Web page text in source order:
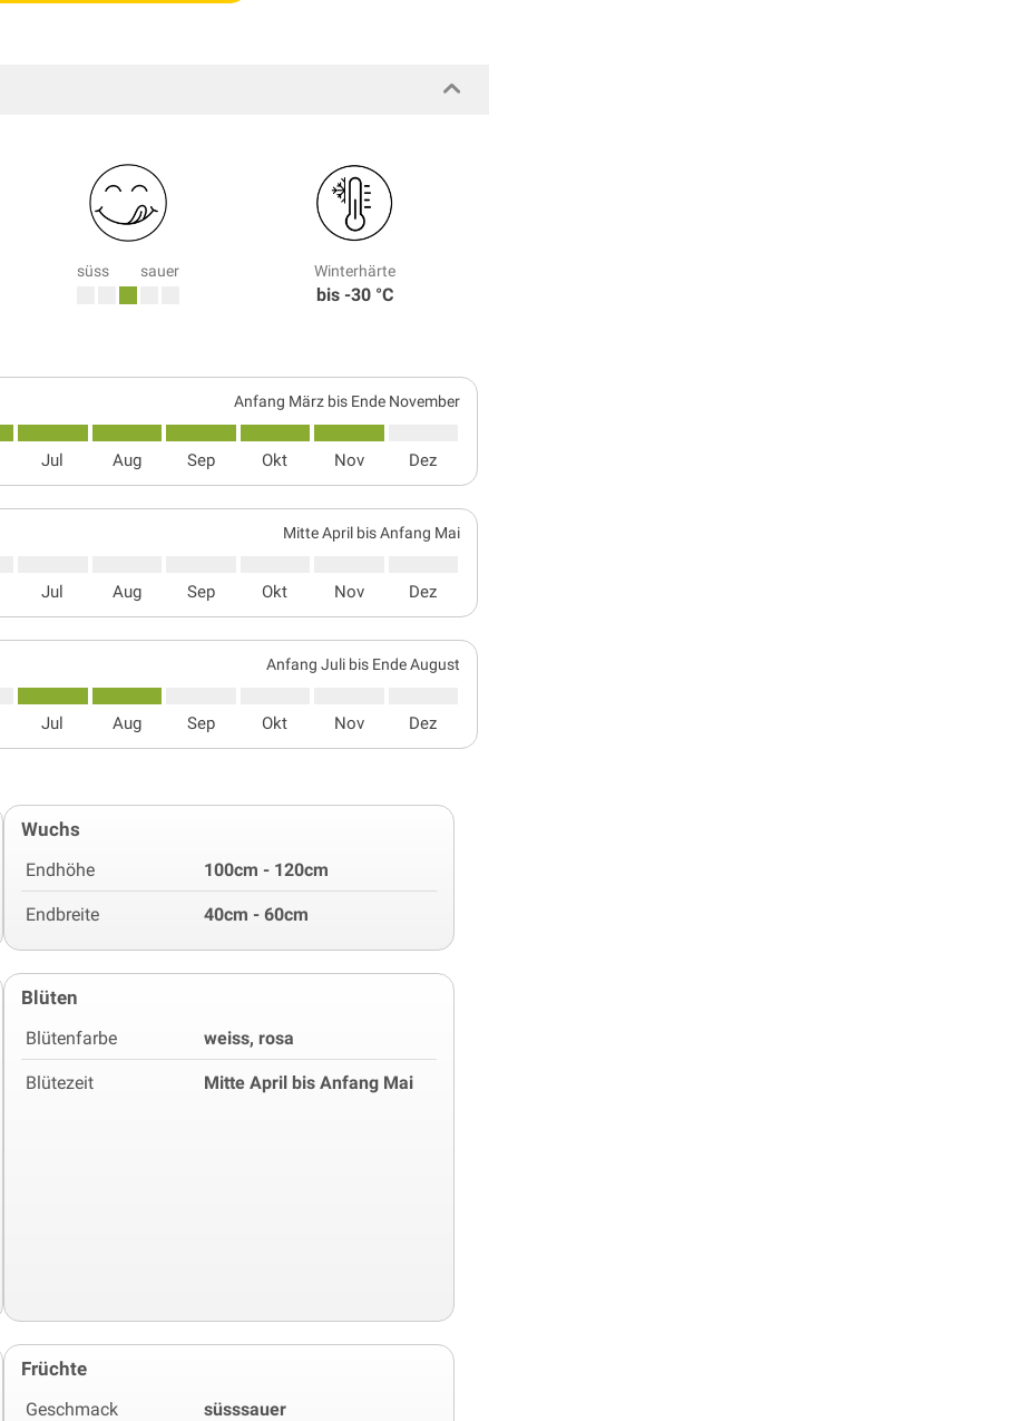
süss sauer Winterhärte
bis -30 °C
Anfang März bis Ende November
Jul Aug Sep Okt Nov Dez
Mitte April bis Anfang Mai
Jul Aug Sep Okt Nov Dez
Anfang Juli bis Ende August
Jul Aug Sep Okt Nov Dez
Wuchs
Endhöhe 100cm - 120cm
Endbreite 40cm - 60cm
Blüten
Blütenfarbe weiss, rosa
Blütezeit Mitte April bis Anfang Mai
Früchte
Geschmack süsssauer